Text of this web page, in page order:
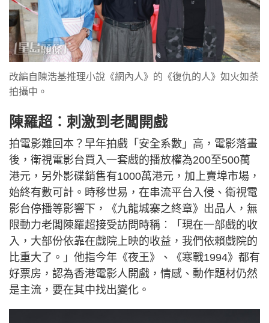
改編自陳浩基推理小說《網內人》的《復仇的人》如火如荼
拍攝中。
陳羅超︰刺激到老闆開戲
拍電影難回本？早年拍戲「安全系數」高，電影落畫
後，衛視電影台買入一套戲的播放權為200至500萬
港元，另外影碟銷售有1000萬港元，加上賣埠市場，
始終有數可計。時移世易，在串流平台入侵、衛視電
影台停播等影響下，《九龍城寨之終章》出品人，無
限動力老闆陳羅超接受訪問時稱︰「現在一部戲的收
入，大部份依靠在戲院上映的收益，我們依賴戲院的
比重大了。」他指今年《夜王》、《寒戰1994》都有
好票房，認為香港電影人開戲，情感、動作題材仍然
是主流，要在其中找出變化。